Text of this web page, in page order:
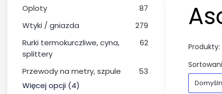
Oploty
87
Wtyki / gniazda
279
Rurki termokurczliwe, cyna,
splittery
62
Przewody na metry, szpule
53
Więcej opcji (4)
Produkty: